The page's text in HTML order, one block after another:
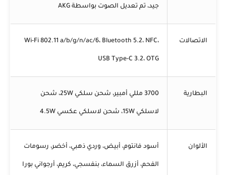
جيد، تم تعديل الصوت بواسطة AKG
الاتصالات Wi-Fi 802.11 a/b/g/n/ac/6، Bluetooth 5.2، NFC،
USB Type-C 3.2، OTG
البطارية 3700 مللي أمبير، شحن سلكي 25W، شحن
لاسلكي 15W، شحن لاسلكي عكسي 4.5W
الألوان أسود فانتوم، أبيض، وردي ذهبي، أخضر، رسومات
الفحم، أزرق السماء، بنفسجي، كريم، أرجواني بورا